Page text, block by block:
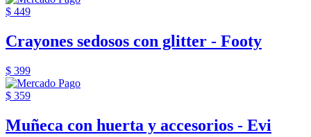
$ 449
Crayones sedosos con glitter - Footy
$ 399
$ 359
Muñeca con huerta y accesorios - Evi